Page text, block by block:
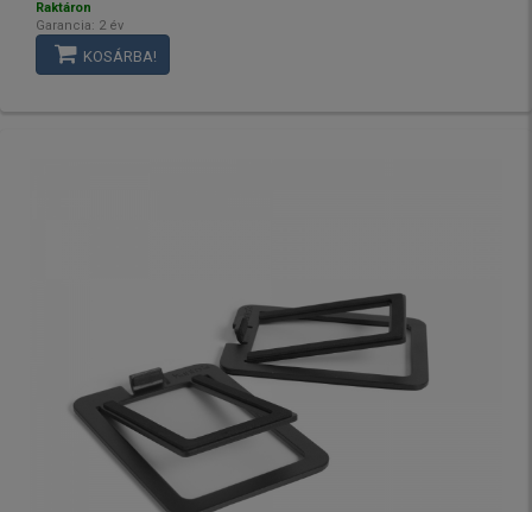
Raktáron
Garancia: 2 év
KOSÁRBA!